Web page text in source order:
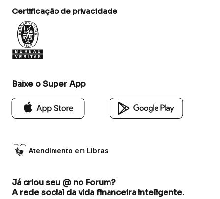
Certificação de privacidade
Baixe o Super App
Atendimento em Libras
Já criou seu @ no Forum?
A rede social da vida financeira inteligente.